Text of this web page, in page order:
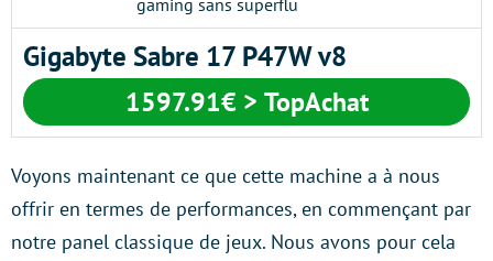
Gigabyte Sabre 17 P47W v8
1597.91€ > TopAchat
Voyons maintenant ce que cette machine a à nous
offrir en termes de performances, en commençant par
notre panel classique de jeux. Nous avons pour cela